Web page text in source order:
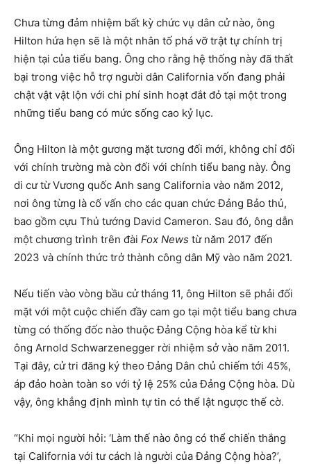
Chưa từng đảm nhiệm bất kỳ chức vụ dân cử nào, ông
Hilton hứa hẹn sẽ là một nhân tố phá vỡ trật tự chính trị
hiện tại của tiểu bang. Ông cho rằng hệ thống này đã thất
bại trong việc hỗ trợ người dân California vốn đang phải
chật vật vật lộn với chi phí sinh hoạt đắt đỏ tại một trong
những tiểu bang có mức sống cao kỷ lục.
Ông Hilton là một gương mặt tương đối mới, không chỉ đối
với chính trường mà còn đối với chính tiểu bang này. Ông
di cư từ Vương quốc Anh sang California vào năm 2012,
nơi ông từng là cố vấn cho các quan chức Đảng Bảo thủ,
bao gồm cựu Thủ tướng David Cameron. Sau đó, ông dẫn
một chương trình trên đài Fox News từ năm 2017 đến
2023 và chính thức trở thành công dân Mỹ vào năm 2021.
Nếu tiến vào vòng bầu cử tháng 11, ông Hilton sẽ phải đối
mặt với một cuộc chiến đầy cam go tại một tiểu bang chưa
từng có thống đốc nào thuộc Đảng Cộng hòa kể từ khi
ông Arnold Schwarzenegger rời nhiệm sở vào năm 2011.
Tại đây, cử tri đăng ký theo Đảng Dân chủ chiếm tới 45%,
áp đảo hoàn toàn so với tỷ lệ 25% của Đảng Cộng hòa. Dù
vậy, ông khẳng định mình tự tin có thể lật ngược thế cờ.
“Khi mọi người hỏi: ‘Làm thế nào ông có thể chiến thắng
tại California với tư cách là người của Đảng Cộng hòa?’,